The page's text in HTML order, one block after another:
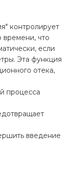
контролирует
времени, что
если
Эта функция
отека,
процесса
введение